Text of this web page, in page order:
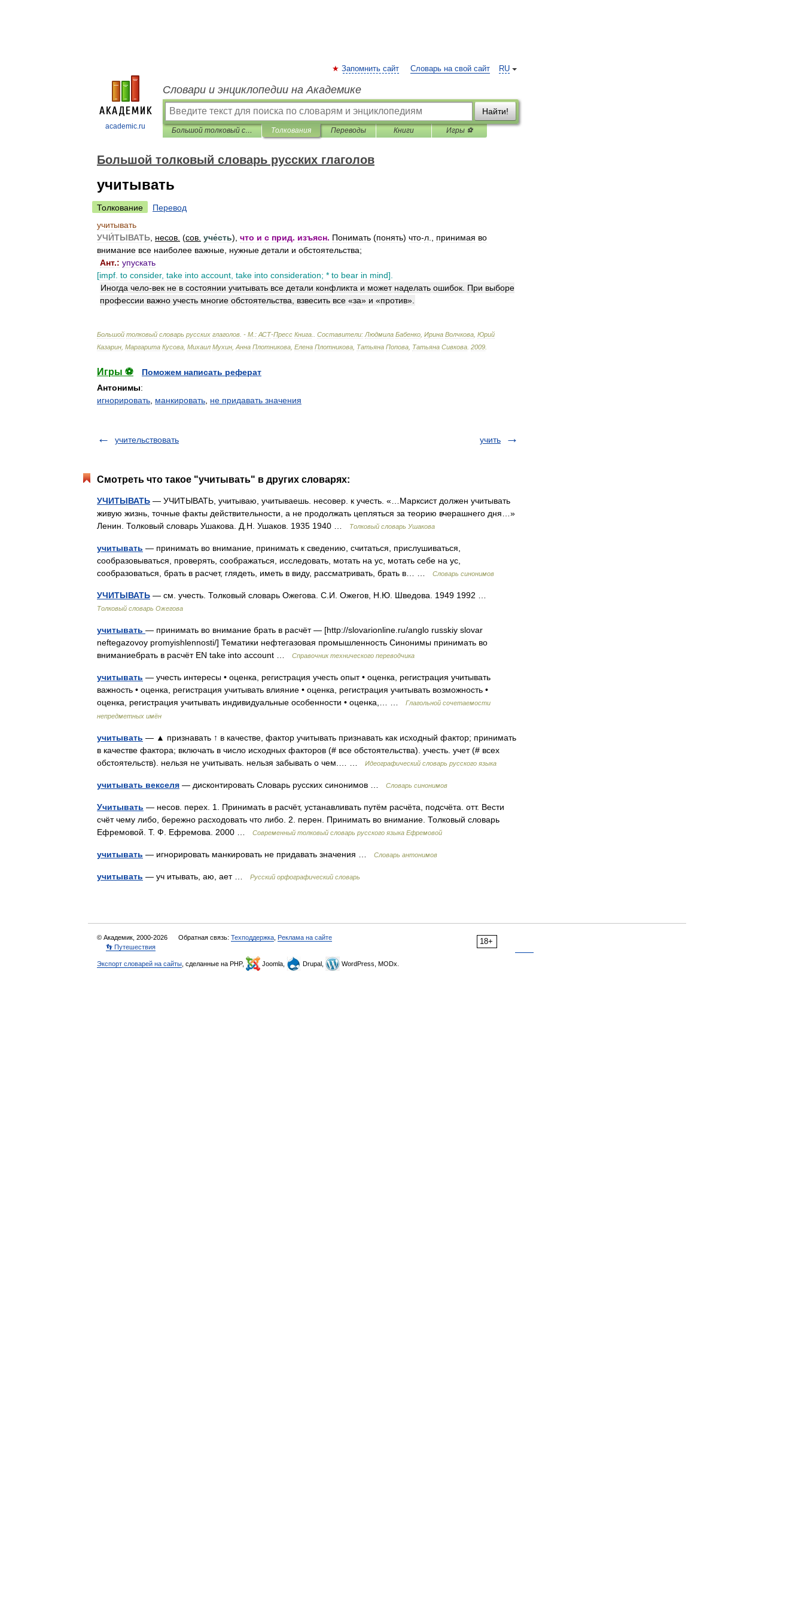
academic.ru
RU
Запомнить сайт Словарь на свой сайт
Словари и энциклопедии на Академике
Найти!
Большой толковый словарь русских глаголов Толкования Переводы Книги Игры ⚽
Большой толковый словарь русских глаголов
учитывать
Толкование
Перевод
учитывать
УЧИ́ТЫВАТЬ несов (сов уче́сть), что и с прид. изъясн. Понимать (понять) что-л принимая во
внимание все наиболее важные нужные детали и обстоятельства;
Ант.: упускать
[impf to consider, take into account take into consideration; * to bear in mind].
Иногда чело-век не в состоянии учитывать все детали конфликта и может наделать ошибок При выборе
профессии важно учесть многие обстоятельства взвесить все «за» и «против».
Большой толковый словарь русских глаголов . - М : АСТ-Пресс Книга Составители: Людмила Бабенко Ирина Волчкова Юрий
Казарин Маргарита Кусова Михаил Мухин Анна Плотникова Елена Плотникова Татьяна Попова Татьяна Сивкова 2009
Игры ⚽
Поможем написать реферат
Антонимы:
игнорировать манкировать не придавать значения
учительствовать учить
Смотреть что такое "учитывать" в других словарях:
УЧИТЫВАТЬ — УЧИТЫВАТЬ, учитываю, учитываешь. несовер. к учесть. «…Марксист должен учитывать
живую жизнь, точные факты действительности, а не продолжать цепляться за теорию вчерашнего дня…»
Ленин. Толковый словарь Ушакова. Д.Н. Ушаков. 1935 1940 …
Толковый словарь Ушакова
учитывать — принимать во внимание, принимать к сведению, считаться, прислушиваться,
сообразовываться, проверять, соображаться, исследовать, мотать на ус, мотать себе на ус,
сообразоваться, брать в расчет, глядеть, иметь в виду, рассматривать, брать в… …
Словарь синонимов
УЧИТЫВАТЬ — см. учесть. Толковый словарь Ожегова. С.И. Ожегов, Н.Ю. Шведова. 1949 1992 …
Толковый словарь Ожегова
учитывать — принимать во внимание брать в расчёт — [http://slovarionline.ru/anglo russkiy slovar
neftegazovoy promyishlennosti/] Тематики нефтегазовая промышленность Синонимы принимать во
вниманиебрать в расчёт EN take into account …
Справочник технического переводчика
учитывать — учесть интересы • оценка, регистрация учесть опыт • оценка, регистрация учитывать
важность • оценка, регистрация учитывать влияние • оценка, регистрация учитывать возможность •
оценка, регистрация учитывать индивидуальные особенности • оценка,… …
Глагольной сочетаемости
непредметных имён
учитывать — ▲ признавать ↑ в качестве, фактор учитывать признавать как исходный фактор; принимать
в качестве фактора; включать в число исходных факторов (# все обстоятельства). учесть. учет (# всех
обстоятельств). нельзя не учитывать. нельзя забывать о чем.… …
Идеографический словарь русского языка
учитывать векселя — дисконтировать Словарь русских синонимов … Словарь синонимов
Учитывать — несов. перех. 1. Принимать в расчёт, устанавливать путём расчёта, подсчёта. отт. Вести
счёт чему либо, бережно расходовать что либо. 2. перен. Принимать во внимание. Толковый словарь
Ефремовой. Т. Ф. Ефремова. 2000 …
Современный толковый словарь русского языка Ефремовой
учитывать — игнорировать манкировать не придавать значения … Словарь антонимов
учитывать — уч итывать, аю, ает … Русский орфографический словарь
18+
© Академик, 2000-2026 Обратная связь: Техподдержка Реклама на сайте
👣 Путешествия
Экспорт словарей на сайты , сделанные на PHP, Joomla, Drupal, WordPress, MODx.